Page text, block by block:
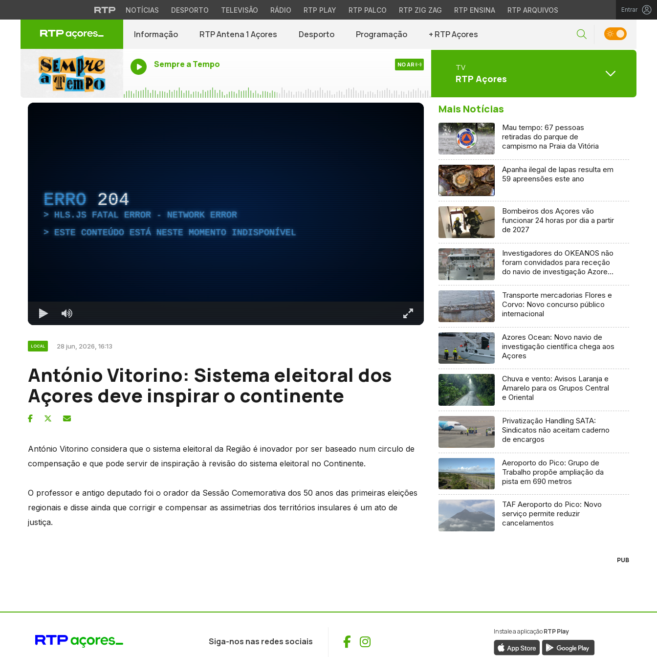
NOTÍCIAS DESPORTO TELEVISÃO RÁDIO RTP PLAY RTP PALCO RTP ZIG ZAG RTP ENSINA RTP ARQUIVOS Entrar
Informação RTP Antena 1 Açores Desporto Programação + RTP Açores
Sempre a Tempo NO AR TV
RTP Açores
ERRO 204
HLS.JS FATAL ERROR - NETWORK ERROR
ESTE CONTEÚDO ESTÁ NESTE MOMENTO INDISPONÍVEL
LOCAL 28 jun, 2026, 16:13
António Vitorino: Sistema eleitoral dos
Açores deve inspirar o continente
António Vitorino considera que o sistema eleitoral da Região é inovador por ser baseado num circulo de
compensação e que pode servir de inspiração à revisão do sistema eleitoral no Continente.
O professor e antigo deputado foi o orador da Sessão Comemorativa dos 50 anos das primeiras eleições
regionais e disse ainda que corrigir e compensar as assimetrias dos territórios insulares é um ato de
justiça.
Mais Notícias
Mau tempo: 67 pessoas
retiradas do parque de
campismo na Praia da Vitória
Apanha ilegal de lapas resulta em
59 apreensões este ano
Bombeiros dos Açores vão
funcionar 24 horas por dia a partir
de 2027
Investigadores do OKEANOS não
foram convidados para receção
do navio de investigação Azores
Transporte mercadorias Flores e
Corvo: Novo concurso público
internacional
Azores Ocean: Novo navio de
investigação científica chega aos
Açores
Chuva e vento: Avisos Laranja e
Amarelo para os Grupos Central
e Oriental
Privatização Handling SATA:
Sindicatos não aceitam caderno
de encargos
Aeroporto do Pico: Grupo de
Trabalho propõe ampliação da
pista em 690 metros
TAF Aeroporto do Pico: Novo
serviço permite reduzir
cancelamentos
PUB
Siga-nos nas redes sociais Facebook
Instagram
Instale a aplicaçãoRTP Play